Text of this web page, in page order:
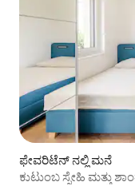
ಫೇವರಿಟೆನ್ ನಲ್ಲಿ ಮನೆ
ಕುಟುಂಬ ಸ್ನೇಹಿ ಮತ್ತು